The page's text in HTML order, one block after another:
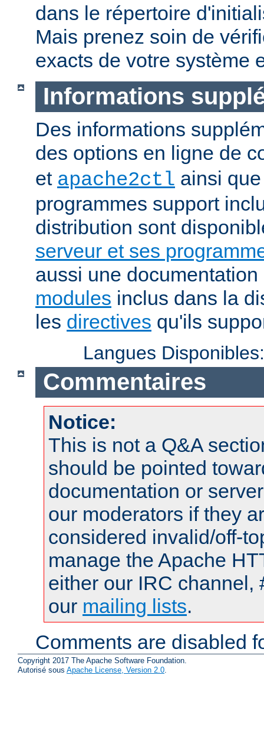
dans le répertoire
Mais prenez soin de
exacts de votre système
Informations
Des informations
des options en ligne de
et apache2ctl ainsi
programmes support
distribution sont
serveur et ses
aussi une
modules inclus dans la
les directives qu'ils
Langues
Commentaires
Notice:
This is not a Q&A
should be pointed
documentation or
our moderators if they
considered invalid/off-
manage the Apache
either our IRC channel,
our mailing lists.
Comments are disabled
Copyright 2017 The Apache Software Foundation.
Autorisé sous Apache License, Version 2.0